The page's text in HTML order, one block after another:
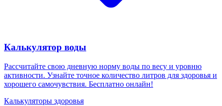
Калькулятор воды
Рассчитайте свою дневную норму воды по весу и уровню
активности. Узнайте точное количество литров для здоровья и
хорошего самочувствия. Бесплатно онлайн!
Калькуляторы здоровья